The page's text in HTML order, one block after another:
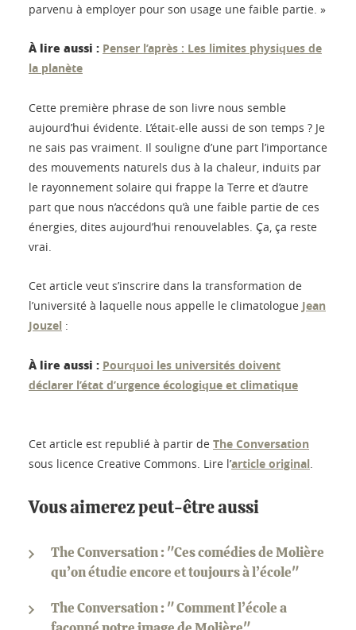
parvenu à employer pour son usage une faible partie. »
À lire aussi : Penser l’après : Les limites physiques de
la planète
Cette première phrase de son livre nous semble
aujourd’hui évidente. L’était-elle aussi de son temps ? Je
ne sais pas vraiment. Il souligne d’une part l’importance
des mouvements naturels dus à la chaleur, induits par
le rayonnement solaire qui frappe la Terre et d’autre
part que nous n’accédons qu’à une faible partie de ces
énergies, dites aujourd’hui renouvelables. Ça, ça reste
vrai.
Cet article veut s’inscrire dans la transformation de
l’université à laquelle nous appelle le climatologue Jean
Jouzel :
À lire aussi : Pourquoi les universités doivent
déclarer l’état d’urgence écologique et climatique
Cet article est republié à partir de The Conversation
sous licence Creative Commons. Lire l’article original
Vous aimerez peut-être aussi
The Conversation : "Ces comédies de Molière
qu’on étudie encore et toujours à l’école"
The Conversation : " Comment l’école a